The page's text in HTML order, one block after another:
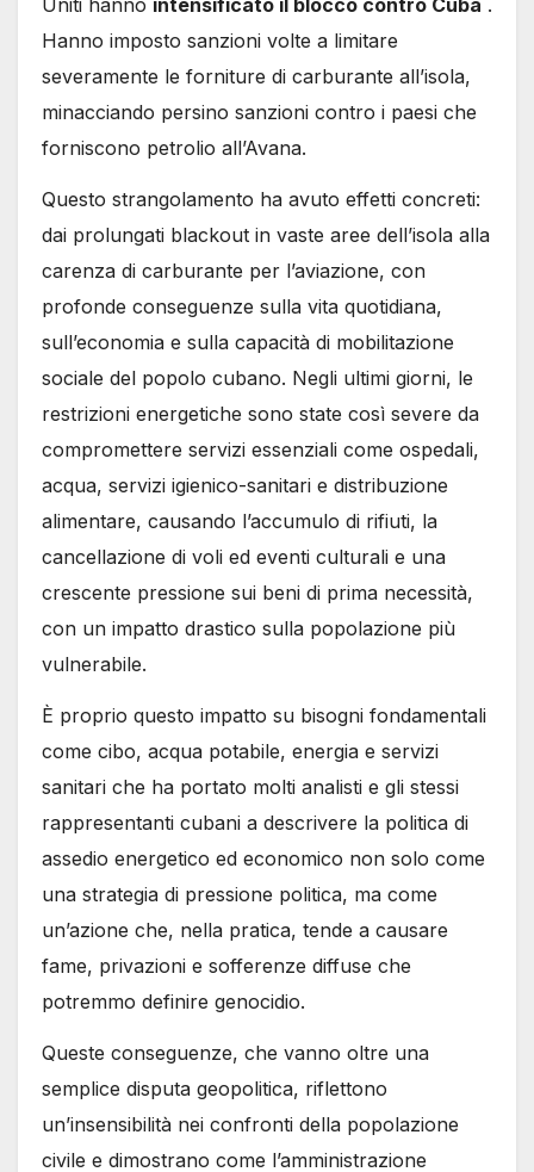
Uniti hanno intensificato il blocco contro Cuba .
Hanno imposto sanzioni volte a limitare
severamente le forniture di carburante all’isola,
minacciando persino sanzioni contro i paesi che
forniscono petrolio all’Avana.
Questo strangolamento ha avuto effetti concreti:
dai prolungati blackout in vaste aree dell’isola alla
carenza di carburante per l’aviazione, con
profonde conseguenze sulla vita quotidiana,
sull’economia e sulla capacità di mobilitazione
sociale del popolo cubano. Negli ultimi giorni, le
restrizioni energetiche sono state così severe da
compromettere servizi essenziali come ospedali,
acqua, servizi igienico-sanitari e distribuzione
alimentare, causando l’accumulo di rifiuti, la
cancellazione di voli ed eventi culturali e una
crescente pressione sui beni di prima necessità,
con un impatto drastico sulla popolazione più
vulnerabile.
È proprio questo impatto su bisogni fondamentali
come cibo, acqua potabile, energia e servizi
sanitari che ha portato molti analisti e gli stessi
rappresentanti cubani a descrivere la politica di
assedio energetico ed economico non solo come
una strategia di pressione politica, ma come
un’azione che, nella pratica, tende a causare
fame, privazioni e sofferenze diffuse che
potremmo definire genocidio.
Queste conseguenze, che vanno oltre una
semplice disputa geopolitica, riflettono
un’insensibilità nei confronti della popolazione
civile e dimostrano come l’amministrazione